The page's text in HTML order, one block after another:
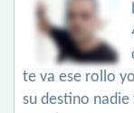
te va ese rollo
su destino